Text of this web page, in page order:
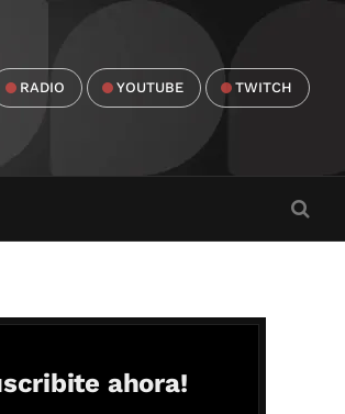
RADIO YOUTUBE TWITCH
ahora!